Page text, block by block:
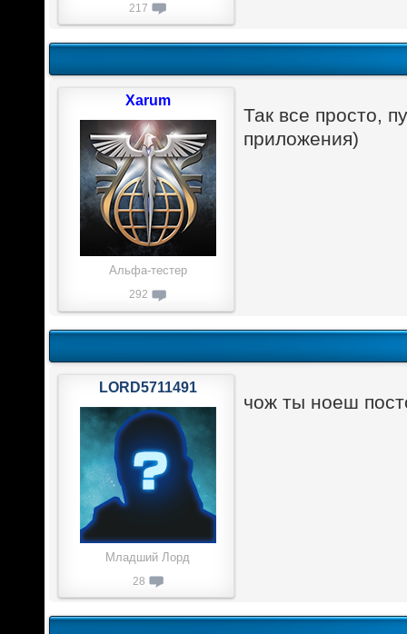
217
Так все просто,
приложения)
Xarum
Альфа-тестер
292
чож ты ноеш
LORD5711491
Младший Лорд
28